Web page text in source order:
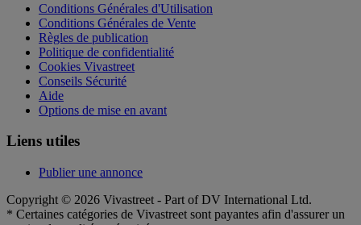
Conditions Générales d'Utilisation
Conditions Générales de Vente
Règles de publication
Politique de confidentialité
Cookies Vivastreet
Conseils Sécurité
Aide
Options de mise en avant
Liens utiles
Publier une annonce
Copyright © 2026 Vivastreet - Part of DV International Ltd.
* Certaines catégories de Vivastreet sont payantes afin d'assurer un